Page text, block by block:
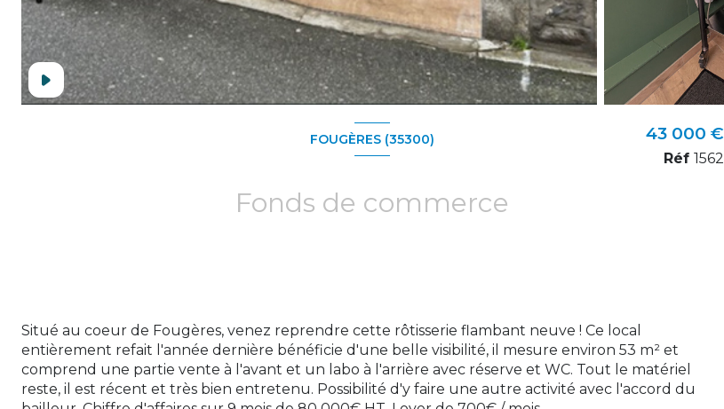
FOUGÈRES (35300)
Fonds de commerce
43 000 €
Réf 1562
Situé au coeur de Fougères, venez reprendre cette rôtisserie flambant neuve ! Ce local
entièrement refait l'année dernière bénéficie d'une belle visibilité, il mesure environ 53 m² et
comprend une partie vente à l'avant et un labo à l'arrière avec réserve et WC. Tout le matériel
reste, il est récent et très bien entretenu. Possibilité d'y faire une autre activité avec l'accord du